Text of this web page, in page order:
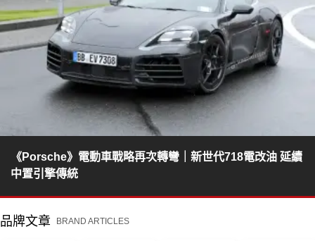
《Porsche》電動車戰略再次轉彎｜新世代718電改油 延續
中置引擎傳統
品牌文章 BRAND ARTICLES